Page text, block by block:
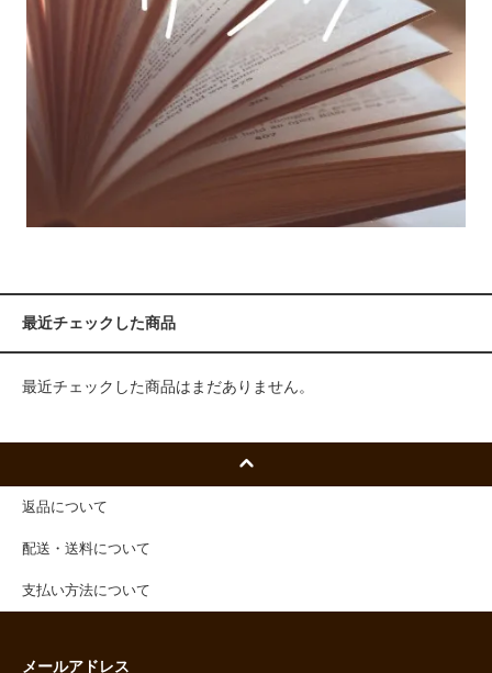
最近チェックした商品
最近チェックした商品はまだありません。
返品について
配送・送料について
支払い方法について
メールアドレス